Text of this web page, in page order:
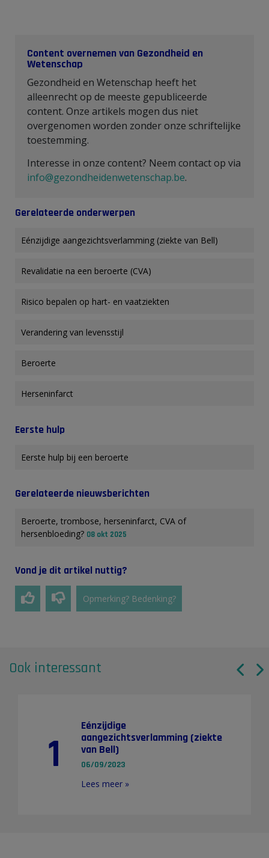
Content overnemen van Gezondheid en
Wetenschap
Gezondheid en Wetenschap heeft het
alleenrecht op de meeste gepubliceerde
content. Onze artikels mogen dus niet
overgenomen worden zonder onze schriftelijke
toestemming.
Interesse in onze content? Neem contact op via
info@gezondheidenwetenschap.be.
Gerelateerde onderwerpen
Eénzijdige aangezichtsverlamming (ziekte van Bell)​
Revalidatie na een beroerte (CVA)
Risico bepalen op hart- en vaatziekten
Verandering van levensstijl
Beroerte
Herseninfarct
Eerste hulp
Eerste hulp bij een beroerte
Gerelateerde nieuwsberichten
Beroerte, trombose, herseninfarct, CVA of
hersenbloeding? 08 okt 2025
Vond je dit artikel nuttig?
Opmerking? Bedenking?
Ook interessant
1
Eénzijdige
aangezichtsverlamming (ziekte
van Bell)​
06/09/2023
Lees meer »